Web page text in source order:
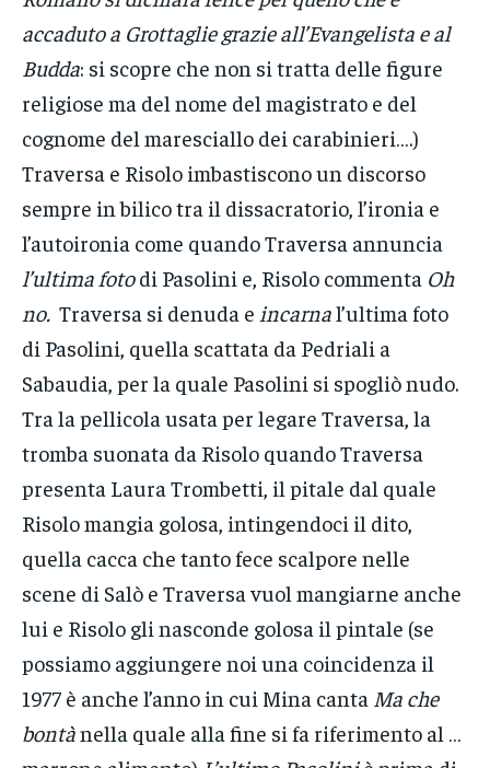
accaduto a Grottaglie grazie all’Evangelista e al
Budda: si scopre che non si tratta delle figure
religiose ma del nome del magistrato e del
cognome del maresciallo dei carabinieri….)
Traversa e Risolo imbastiscono un discorso
sempre in bilico tra il dissacratorio, l’ironia e
l’autoironia come quando Traversa annuncia
l’ultima fotodi Pasolini e, Risolo commenta Oh
no. Traversa si denuda e incarnal’ultima foto
di Pasolini, quella scattata da Pedriali a
Sabaudia, per la quale Pasolini si spogliò nudo.
Tra la pellicola usata per legare Traversa, la
tromba suonata da Risolo quando Traversa
presenta Laura Trombetti, il pitale dal quale
Risolo mangia golosa, intingendoci il dito,
quella cacca che tanto fece scalpore nelle
scene di Salò e Traversa vuol mangiarne anche
lui e Risolo gli nasconde golosa il pintale (se
possiamo aggiungere noi una coincidenza il
1977 è anche l’anno in cui Mina canta Ma che
bontànella quale alla fine si fa riferimento al …